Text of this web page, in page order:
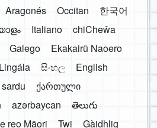
Aragonés Occitan
한국어
Italiano
chiCheŵa
Galego
Ekakairũ Naoero
Lingála සිංහල
English
sardu
ქართული
azərbaycan
తెలుగు
reo Māori Twi
Gàidhlig